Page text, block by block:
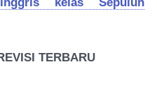
TERBARU